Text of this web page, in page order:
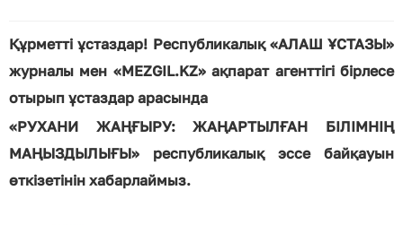
Құрметті ұстаздар! Республикалық «АЛАШ ҰСТАЗЫ»
журналы мен «MEZGIL.KZ» ақпарат агенттігі бірлесе
отырып ұстаздар арасында
«РУХАНИ ЖАҢҒЫРУ: ЖАҢАРТЫЛҒАН БІЛІМНІҢ
МАҢЫЗДЫЛЫҒЫ» республикалық эссе байқауын
өткізетінін хабарлаймыз.